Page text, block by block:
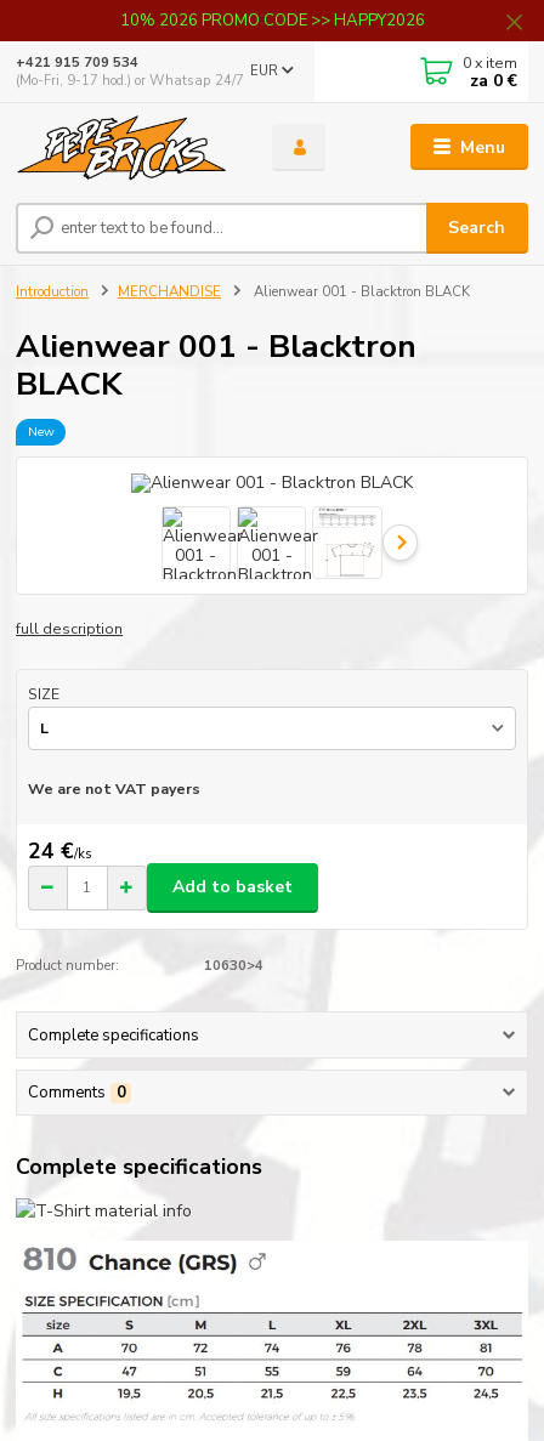
10% 2026 PROMO CODE >> HAPPY2026
Menu
EUR
Search
+421 915 709 534
(Mo-Fri, 9-17 hod.) or Whatsap 24/7
0x item
za 0 €
Introduction MERCHANDISE Alienwear 001 - Blacktron BLACK
Alienwear 001 - Blacktron
BLACK
New
full description
SIZE
We are not VAT payers
24 €/ks
Add to basket
Product number: 10630>4
Complete specifications
Comments 0
Complete specifications